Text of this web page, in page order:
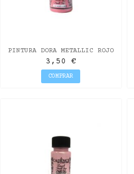
PINTURA DORA METALLIC ROJO
50ML
3,50 €
COMPRAR